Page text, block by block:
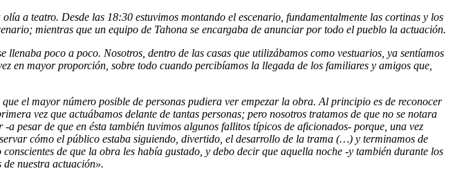
olía a teatro. Desde las 18:30 estuvimos montando el escenario, fundamentalmente las cortinas y los
mientras que un equipo de Tahona se encargaba de anunciar por todo el pueblo la actuación.
poco a poco. Nosotros, dentro de las casas que utilizábamos como vestuarios, ya sentíamos
en mayor proporción, sobre todo cuando percibíamos la llegada de los familiares y amigos que,
el mayor número posible de personas pudiera ver empezar la obra. Al principio es de reconocer
vez que actuábamos delante de tantas personas; pero nosotros tratamos de que no se notara
pesar de que en ésta también tuvimos algunos fallitos típicos de aficionados- porque, una vez
cómo el público estaba siguiendo, divertido, el desarrollo de la trama (…) y terminamos de
de que la obra les había gustado, y debo decir que aquella noche -y también durante los
de nuestra actuación».